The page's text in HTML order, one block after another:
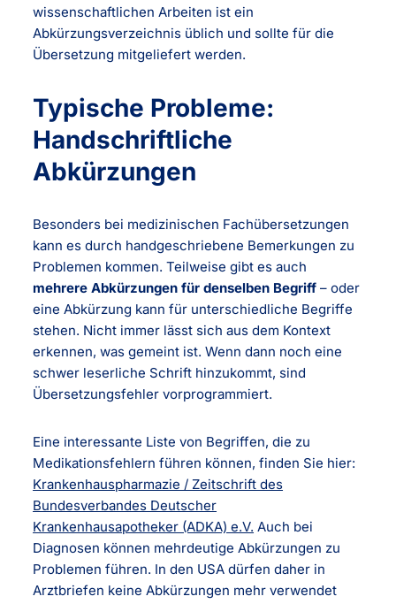
wissenschaftlichen Arbeiten ist ein
Abkürzungsverzeichnis üblich und sollte für die
Übersetzung mitgeliefert werden.
Typische Probleme:
Handschriftliche
Abkürzungen
Besonders bei medizinischen Fachübersetzungen
kann es durch handgeschriebene Bemerkungen zu
Problemen kommen. Teilweise gibt es auch
mehrere Abkürzungen für denselben Begriff – oder
eine Abkürzung kann für unterschiedliche Begriffe
stehen. Nicht immer lässt sich aus dem Kontext
erkennen, was gemeint ist. Wenn dann noch eine
schwer leserliche Schrift hinzukommt, sind
Übersetzungsfehler vorprogrammiert.
Eine interessante Liste von Begriffen, die zu
Medikationsfehlern führen können, finden Sie hier:
Krankenhauspharmazie / Zeitschrift des
Bundesverbandes Deutscher
Krankenhausapotheker (ADKA) e.V. Auch bei
Diagnosen können mehrdeutige Abkürzungen zu
Problemen führen. In den USA dürfen daher in
Arztbriefen keine Abkürzungen mehr verwendet